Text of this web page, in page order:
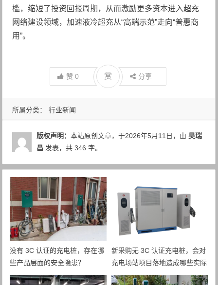
槛，缩短了投资回报周期，从而激励更多资本进入超充
网络建设领域，加速液冷超充从“高端示范”走向“普惠商
用”。
赞0 赏 分享
所属分类： 行业新闻
版权声明：本站原创文章，于2026年5月11日，由昊瑞
昌 发表，共 346 字。
没有 3C 认证的充电桩，存在哪
些产品层面的安全隐患？
新采购无 3C 认证充电桩，会对
充电场站项目落地造成哪些实际
影响？